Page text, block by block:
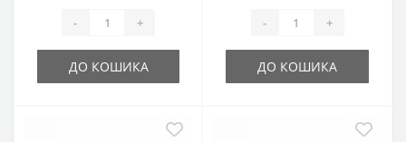
- +
ДО КОШИКА
- +
ДО КОШИКА